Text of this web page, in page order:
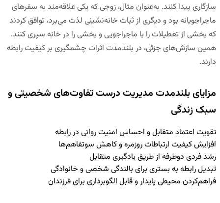
سازگاری پیدا کنند. به‌عنوان مثال، زوجی که یکی علاقه‌مند به سفرهای
ماجراجویانه بود و دیگری از ثبات خانه‌نشینی لذت می‌برد، توافق کردند
که بخشی از تعطیلات را با ماجراجویی و بخشی را در خانه سپری کنند.
همین سازش‌های جزئی، در بلندمدت اثرات چشمگیری بر کیفیت رابطه
دارند.
مزایای بلندمدت مدیریت درست تفاوت‌های شخصیتی و
سبک زندگی
تقویت اعتماد متقابل و احساس امنیت روانی در رابطه
افزایش کیفیت ارتباطات روزمره و کاهش سوتفاهم‌ها
رشد فردی دوطرفه از طریق یادگیری متقابل
تبدیل رابطه به بستری برای بالندگی شخصی و خانوادگی
فراهم‌کردن محیطی پایدار و قابل الگوبرداری برای فرزندان